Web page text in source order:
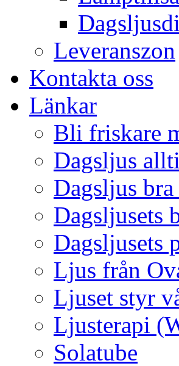
Leveranszon
Kontakta oss
Länkar
Bli friskare
Dagsljus
Dagsljus
Dagsljusets
Dagsljusets
Ljus från
Ljuset styr
Ljusterapi
Solatube